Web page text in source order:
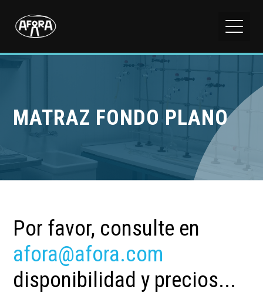
MATRAZ FONDO PLANO
Por favor, consulte en
afora@afora.com
disponibilidad y precios...